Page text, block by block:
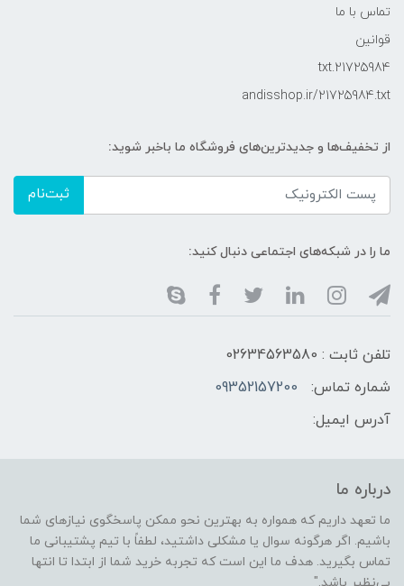
تماس با ما
قوانین
21725984.txt
andisshop.ir/21725984.txt
از تخفیف‌ها و جدیدترین‌های فروشگاه ما باخبر شوید:
ثبت‌نام
ما را در شبکه‌های اجتماعی دنبال کنید:
تلفن ثابت : 02634563580
شماره تماس:
09352157200
آدرس ایمیل:
درباره ما
ما تعهد داریم که همواره به بهترین نحو ممکن پاسخگوی نیازهای شما
باشیم. اگر هرگونه سوال یا مشکلی داشتید، لطفاً با تیم پشتیبانی ما
تماس بگیرید. هدف ما این است که تجربه خرید شما از ابتدا تا انتها